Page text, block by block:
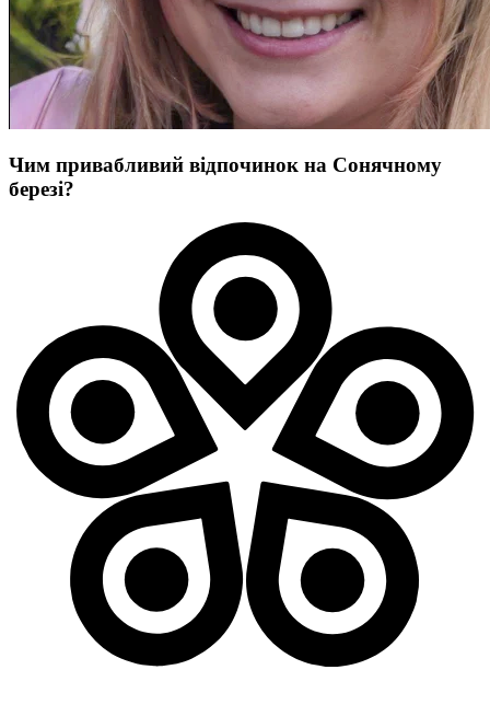
Чим привабливий відпочинок на Сонячному
березі?